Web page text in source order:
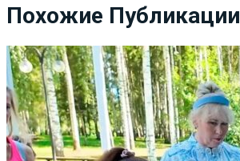
Похожие Публикации